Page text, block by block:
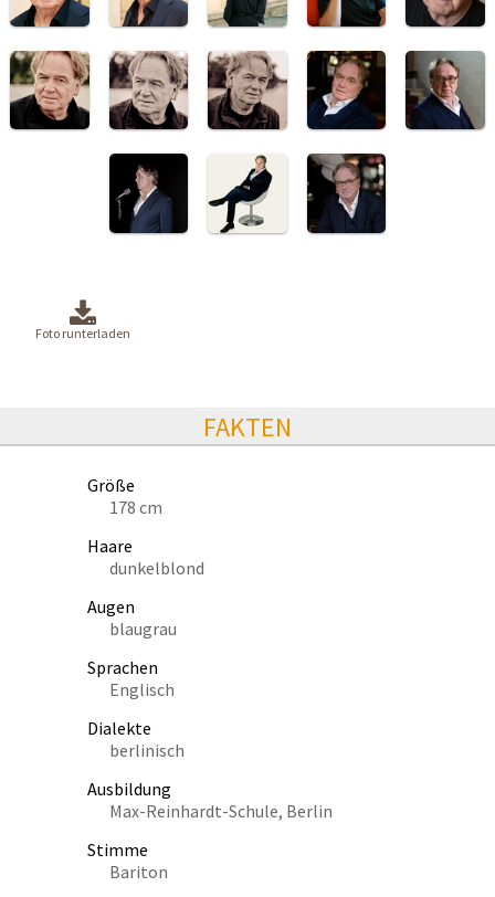
Foto runterladen
FAKTEN
Größe
178 cm
Haare
dunkelblond
Augen
blaugrau
Sprachen
Englisch
Dialekte
berlinisch
Ausbildung
Max-Reinhardt-Schule, Berlin
Stimme
Bariton